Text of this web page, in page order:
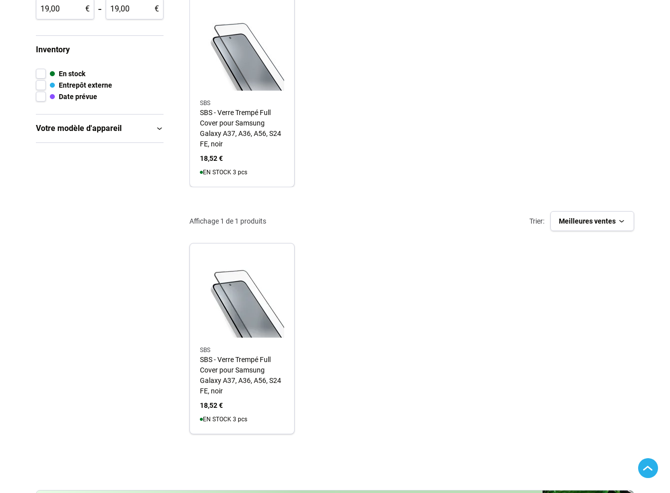
€ - €
Inventory
En stock
Entrepôt externe
Date prévue
Votre modèle d'appareil
SBS
SBS - Verre Trempé Full
Cover pour Samsung
Galaxy A37, A36, A56, S24
FE, noir
18,52 €
EN STOCK 3 pcs
Affichage 1 de 1 produits Trier: Meilleures ventes
SBS
SBS - Verre Trempé Full
Cover pour Samsung
Galaxy A37, A36, A56, S24
FE, noir
18,52 €
EN STOCK 3 pcs